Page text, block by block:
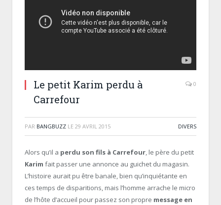
Le petit Karim perdu à
Carrefour
0
PAR BANGBUZZ LE 29 AVRIL 2015 DIVERS
Alors qu’il a perdu son fils à Carrefour, le père du petit
Karim fait passer une annonce au guichet du magasin.
L’histoire aurait pu être banale, bien qu’inquiétante en
ces temps de disparitions, mais l’homme arrache le micro
de l’hôte d’accueil pour passez son propre message en